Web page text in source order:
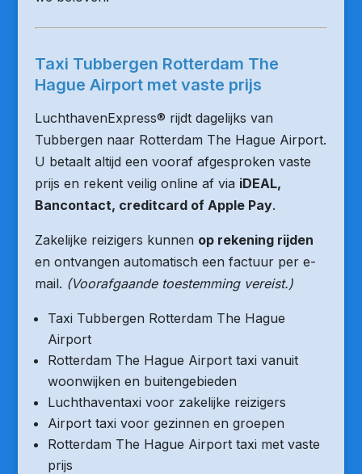
Taxi Tubbergen Rotterdam The
Hague Airport met vaste prijs
LuchthavenExpress® rijdt dagelijks van
Tubbergen naar Rotterdam The Hague Airport.
U betaalt altijd een vooraf afgesproken vaste
prijs en rekent veilig online af via iDEAL,
Bancontact, creditcard of Apple Pay.
Zakelijke reizigers kunnen op rekening rijden
en ontvangen automatisch een factuur per e-
mail. (Voorafgaande toestemming vereist.)
Taxi Tubbergen Rotterdam The Hague
Airport
Rotterdam The Hague Airport taxi vanuit
woonwijken en buitengebieden
Luchthaventaxi voor zakelijke reizigers
Airport taxi voor gezinnen en groepen
Rotterdam The Hague Airport taxi met vaste
prijs